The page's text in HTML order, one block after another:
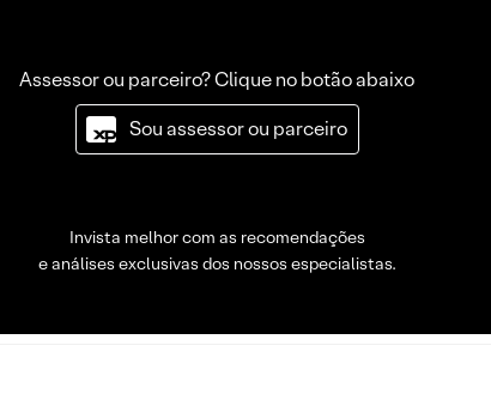
Assessor ou parceiro? Clique no botão abaixo
Sou assessor ou parceiro
Invista melhor com as recomendações
e análises exclusivas dos nossos especialistas.